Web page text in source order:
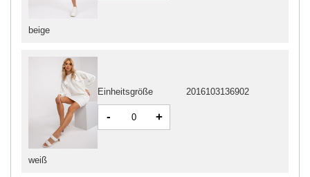
beige
weiß
Einheitsgröße 2016103136902
- +